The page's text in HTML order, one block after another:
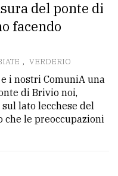
del ponte di
facendo
, VERDERIO
i nostri ComuniA una
di Brivio noi,
lato lecchese del
che le preoccupazioni